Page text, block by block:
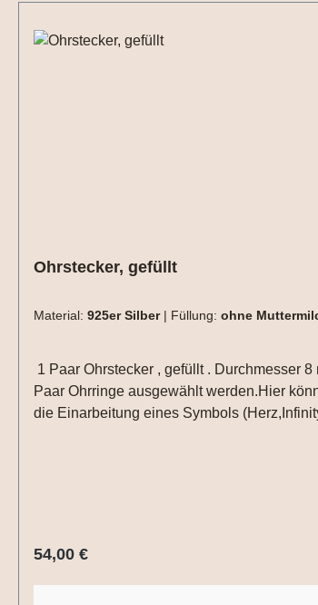
Ohrstecker, gefüllt
Material: 925er Silber | Füllung: ohne
1 Paar Ohrstecker , gefüllt . Durchmesser
Paar Ohrringe ausgewählt werden.Hier
die Einarbeitung eines Symbols
Regulärer Preis:
54,00 €